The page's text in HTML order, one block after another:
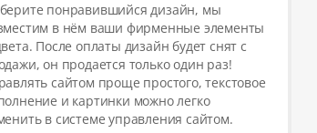
понравившийся дизайн, мы
в нём ваши фирменные элементы
После оплаты дизайн будет снят с
он продается только один раз!
сайтом проще простого, текстовое
и картинки можно легко
в системе управления сайтом.